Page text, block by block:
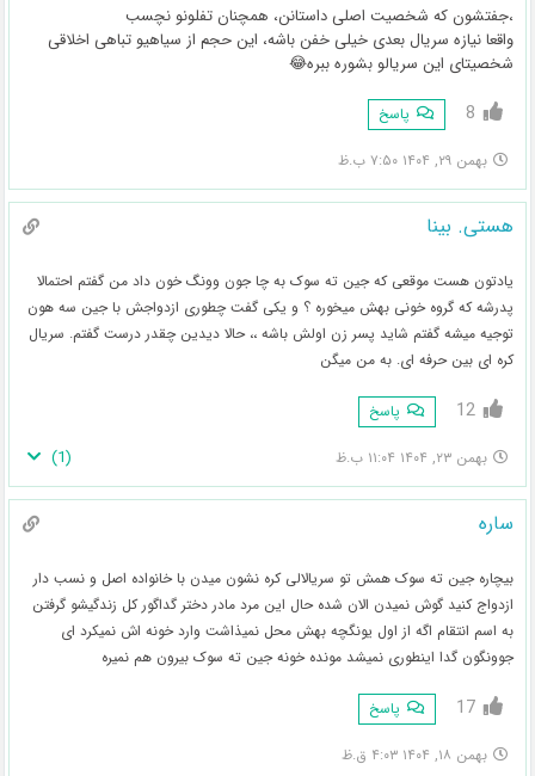
،جفتشون که شخصیت اصلی داستانن، همچنان تفلونو نچسب
واقعا نیازه سریال بعدی خیلی خفن باشه، این حجم از سیاهیو تباهی اخلاقی
شخصیتای این سریالو بشوره ببره😂
8 پاسخ
بهمن ۲۹, ۱۴۰۴ ۷:۵۰ ب.ظ
هستی. بینا
یادتون هست موقعی که جین ته سوک به چا جون وونگ خون داد من گفتم احتمالا
پدرشه که گروه خونی بهش میخوره ؟ و یکی گفت چطوری ازدواجش با جین سه هون
توجیه میشه گفتم شاید پسر زن اولش باشه ،، حالا دیدین چقدر درست گفتم. سریال
کره ای بین حرفه ای. به من میگن
12 پاسخ
بهمن ۲۳, ۱۴۰۴ ۱۱:۰۴ ب.ظ (
1
)
ساره
بیچاره جین ته سوک همش تو سریالالی کره نشون میدن با خانواده اصل و نسب دار
ازدواج کنید گوش نمیدن الان شده حال این مرد مادر دختر گداگور کل زندگیشو گرفتن
به اسم انتقام اگه از اول یونگچه بهش محل نمیذاشت وارد خونه اش نمیکرد ای
جوونگون گدا اینطوری نمیشد مونده خونه جین ته سوک بیرون هم نمیره
17 پاسخ
بهمن ۱۸, ۱۴۰۴ ۴:۰۳ ق.ظ